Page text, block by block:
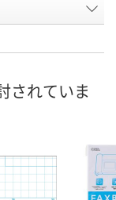
KU78940
へ カ
されていま